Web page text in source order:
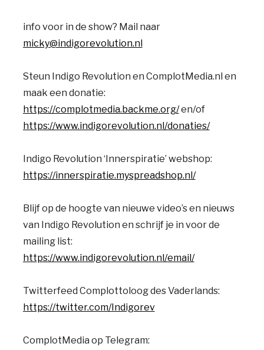
info voor in de show? Mail naar
micky@indigorevolution.nl
Steun Indigo Revolution en ComplotMedia.nl en
maak een donatie:
https://complotmedia.backme.org/en/of
https://www.indigorevolution.nl/donaties/
Indigo Revolution ‘Innerspiratie’ webshop:
https://innerspiratie.myspreadshop.nl/
Blijf op de hoogte van nieuwe video’s en nieuws
van Indigo Revolution en schrijf je in voor de
mailing list:
https://www.indigorevolution.nl/email/
Twitterfeed Complottoloog des Vaderlands:
https://twitter.com/Indigorev
ComplotMedia op Telegram: